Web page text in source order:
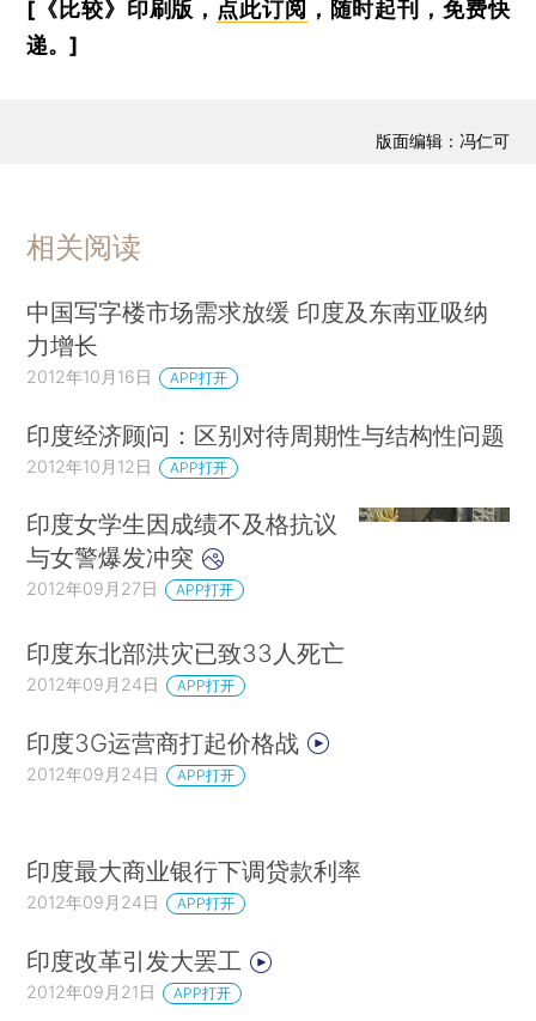
[《比较》印刷版， 点此订阅 ，随时起刊，免费快
递。]
版面编辑：冯仁可
相关阅读
中国写字楼市场需求放缓 印度及东南亚吸纳
力增长
2012年10月16日 APP打开
印度经济顾问：区别对待周期性与结构性问题
2012年10月12日 APP打开
印度女学生因成绩不及格抗议
与女警爆发冲突
2012年09月27日 APP打开
印度东北部洪灾已致33人死亡
2012年09月24日 APP打开
印度3G运营商打起价格战
2012年09月24日 APP打开
印度最大商业银行下调贷款利率
2012年09月24日 APP打开
印度改革引发大罢工
2012年09月21日 APP打开